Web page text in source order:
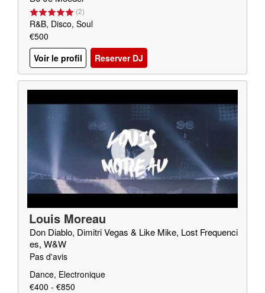
(2)
R&B, Disco, Soul
€500
Voir le profil
Reserver DJ
Louis Moreau
Don Diablo, Dimitri Vegas & Like Mike, Lost Frequenci
es, W&W
Pas d'avis
Dance, Electronique
€400 - €850